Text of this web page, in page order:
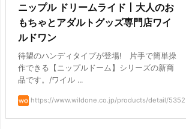
ニップル ドリームライド丨大人のお
もちゃとアダルトグッズ専門店ワイ
ルドワン
待望のハンディタイプが登場! 片手で簡単操
作できる【ニップルドーム】シリーズの新商
品です。/ワイル ...
https://www.wildone.co.jp/products/detail/5352